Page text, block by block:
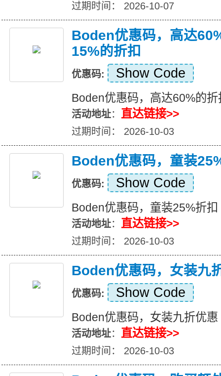
过期时间： 2026-10-07
Boden优惠码，高达
15%的折扣
优惠码: Show Code
Boden优惠码，高达60%的
活动地址： 直达链接>>
过期时间： 2026-10-03
Boden优惠码，童装
优惠码: Show Code
Boden优惠码，童装25%折扣
活动地址： 直达链接>>
过期时间： 2026-10-03
Boden优惠码，女装九
优惠码: Show Code
Boden优惠码，女装九折优惠
活动地址： 直达链接>>
过期时间： 2026-10-03